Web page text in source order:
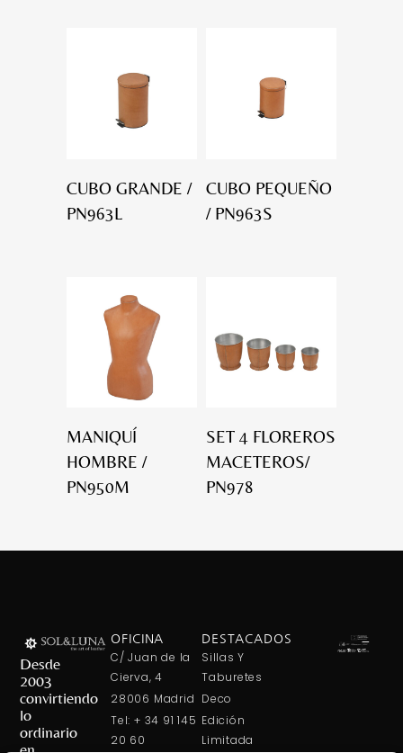
CUBO GRANDE /
PN963L
CUBO PEQUEÑO
/ PN963S
MANIQUÍ
HOMBRE /
PN950M
SET 4 FLOREROS
MACETEROS/
PN978
Desde
2003
convirtiendo
lo
ordinario
en
OFICINA
C/ Juan de la
Cierva, 4
28006 Madrid
Tel: + 34 91 145
20 60
DESTACADOS
Sillas Y
Taburetes
Deco
Edición
Limitada